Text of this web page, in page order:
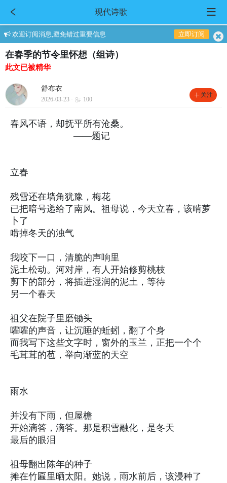
现代诗歌
欢迎订阅消息,避免错过重要信息 立即订阅
在春季的节令里怀想（组诗）
此文已被精华
舒布衣
2026-03-23 · 100
关注
春风不语，却抚平所有沧桑。
——题记
立春
残雪还在墙角犹豫，梅花
已把暗号递给了南风。祖母说，今天立春，该啃萝
卜了
啃掉冬天的浊气
我咬下一口，清脆的声响里
泥土松动。河对岸，有人开始修剪桃枝
剪下的部分，将插进湿润的泥土，等待
另一个春天
祖父在院子里磨锄头
嚯嚯的声音，让沉睡的蚯蚓，翻了个身
而我写下这些文字时，窗外的玉兰，正把一个个
毛茸茸的苞，举向渐蓝的天空
雨水
并没有下雨，但屋檐
开始滴答，滴答。那是积雪融化，是冬天
最后的眼泪
祖母翻出陈年的种子
摊在竹匾里晒太阳。她说，雨水前后，该浸种了